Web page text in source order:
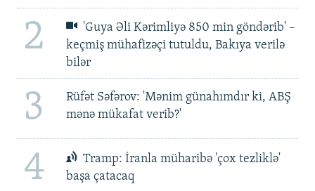
2
'Guya Əli Kərimliyə 850 min göndərib' –
keçmiş mühafizəçi tutuldu, Bakıya verilə
bilər
3
Rüfət Səfərov: 'Mənim günahımdır ki, ABŞ
mənə mükafat verib?'
4
Tramp: İranla müharibə 'çox tezliklə'
başa çatacaq